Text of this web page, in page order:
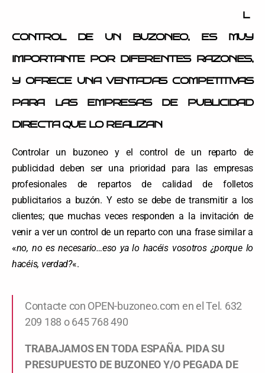
L
CONTROL DE UN BUZONEO, ES MUY
IMPORTANTE POR DIFERENTES RAZONES,
Y OFRECE UNA VENTAJAS COMPETITIVAS
PARA LAS EMPRESAS DE PUBLICIDAD
DIRECTA QUE LO REALIZAN
Controlar un buzoneo y el control de un reparto de
publicidad deben ser una prioridad para las empresas
profesionales de repartos de calidad de folletos
publicitarios a buzón. Y esto se debe de transmitir a los
clientes; que muchas veces responden a la invitación de
venir a ver un control de un reparto con una frase similar a
«no, no es necesario…eso ya lo hacéis vosotros ¿porque lo
hacéis, verdad?«.
Contacte con OPEN-buzoneo.com en el Tel. 632
209 188 o 645 768 490
TRABAJAMOS EN TODA ESPAÑA. PIDA SU
PRESUPUESTO DE BUZONEO Y/O PEGADA DE